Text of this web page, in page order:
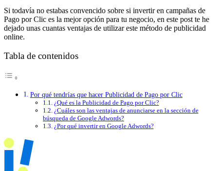
Si todavía no estabas convencido sobre si invertir en campañas de
Pago por Clic es la mejor opción para tu negocio, en este post te he
dejado unas cuantas ventajas de utilizar este método de publicidad
online.
Tabla de contenidos
Por qué tendrías que hacer Publicidad de Pago por Clic
¿Qué es la Publicidad de Pago por Clic?
¿Cuáles son las ventajas de anunciarse en la sección de
búsqueda de Google Adwords?
¿Por qué invertir en Google Adwords?